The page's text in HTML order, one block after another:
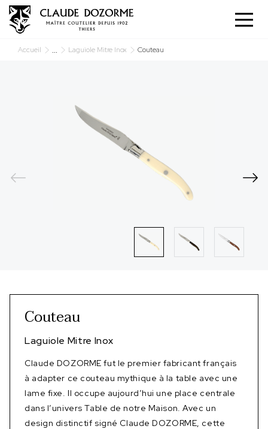
Accueil ... Laguiole Mitre Inox Couteau
Couteau
Laguiole Mitre Inox
Claude DOZORME fut le premier fabricant français
à adapter ce couteau mythique à la table avec une
lame fixe. Il occupe aujourd’hui une place centrale
dans l’univers Table de notre Maison. Avec un
design distinctif signé Claude DOZORME, cette
Panneau de gestion des cookies